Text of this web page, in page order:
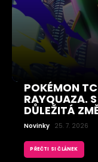
POKÉMON
RAYQUAZA.
DŮLEŽITÁ
Novinky 25. 7. 2026
PŘEČTI SI ČLÁNEK